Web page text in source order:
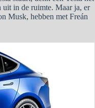
uit in de ruimte. Maar ja, er
Musk, hebben met Freán